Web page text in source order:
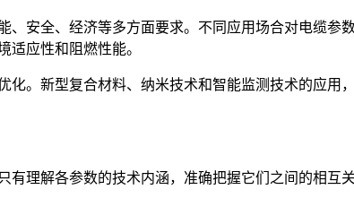
、安全、经济等多方面要求。不同应用场合对电缆
适应性和阻燃性能。
。新型复合材料、纳米技术和智能监测技术的应用
有理解各参数的技术内涵，准确把握它们之间的相